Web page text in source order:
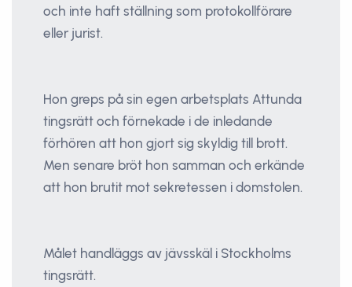
och inte haft ställning som protokollförare
eller jurist.
Hon greps på sin egen arbetsplats Attunda
tingsrätt och förnekade i de inledande
förhören att hon gjort sig skyldig till brott.
Men senare bröt hon samman och erkände
att hon brutit mot sekretessen i domstolen.
Målet handläggs av jävsskäl i Stockholms
tingsrätt.